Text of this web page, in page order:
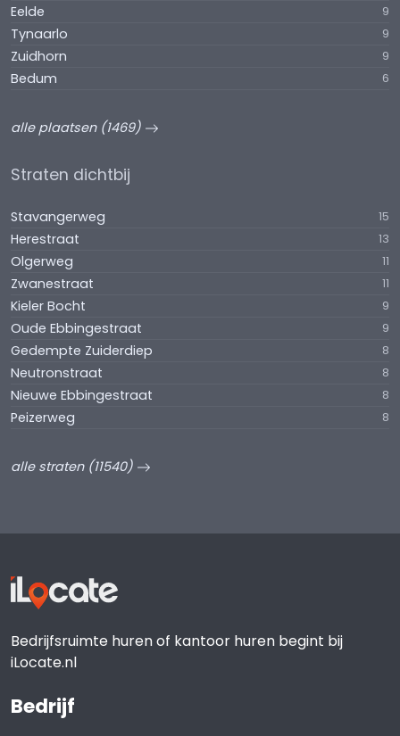
Eelde 9
Tynaarlo 9
Zuidhorn 9
Bedum 6
alle plaatsen (1469)
Straten dichtbij
Stavangerweg 15
Herestraat 13
Olgerweg 11
Zwanestraat 11
Kieler Bocht 9
Oude Ebbingestraat 9
Gedempte Zuiderdiep 8
Neutronstraat 8
Nieuwe Ebbingestraat 8
Peizerweg 8
alle straten (11540)
Bedrijfsruimte huren of kantoor huren begint bij
iLocate.nl
Bedrijf